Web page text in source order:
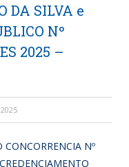
DA SILVA e
Nº
2025 –
Nº